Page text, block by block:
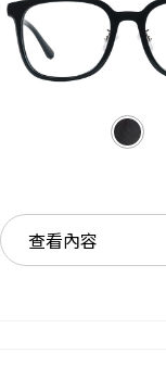
查看內容